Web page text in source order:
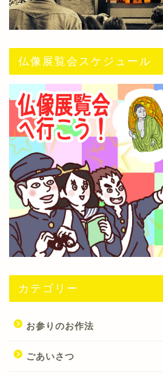
仏像展覧会スケジュール
カテゴリー
お参りのお作法
ごあいさつ